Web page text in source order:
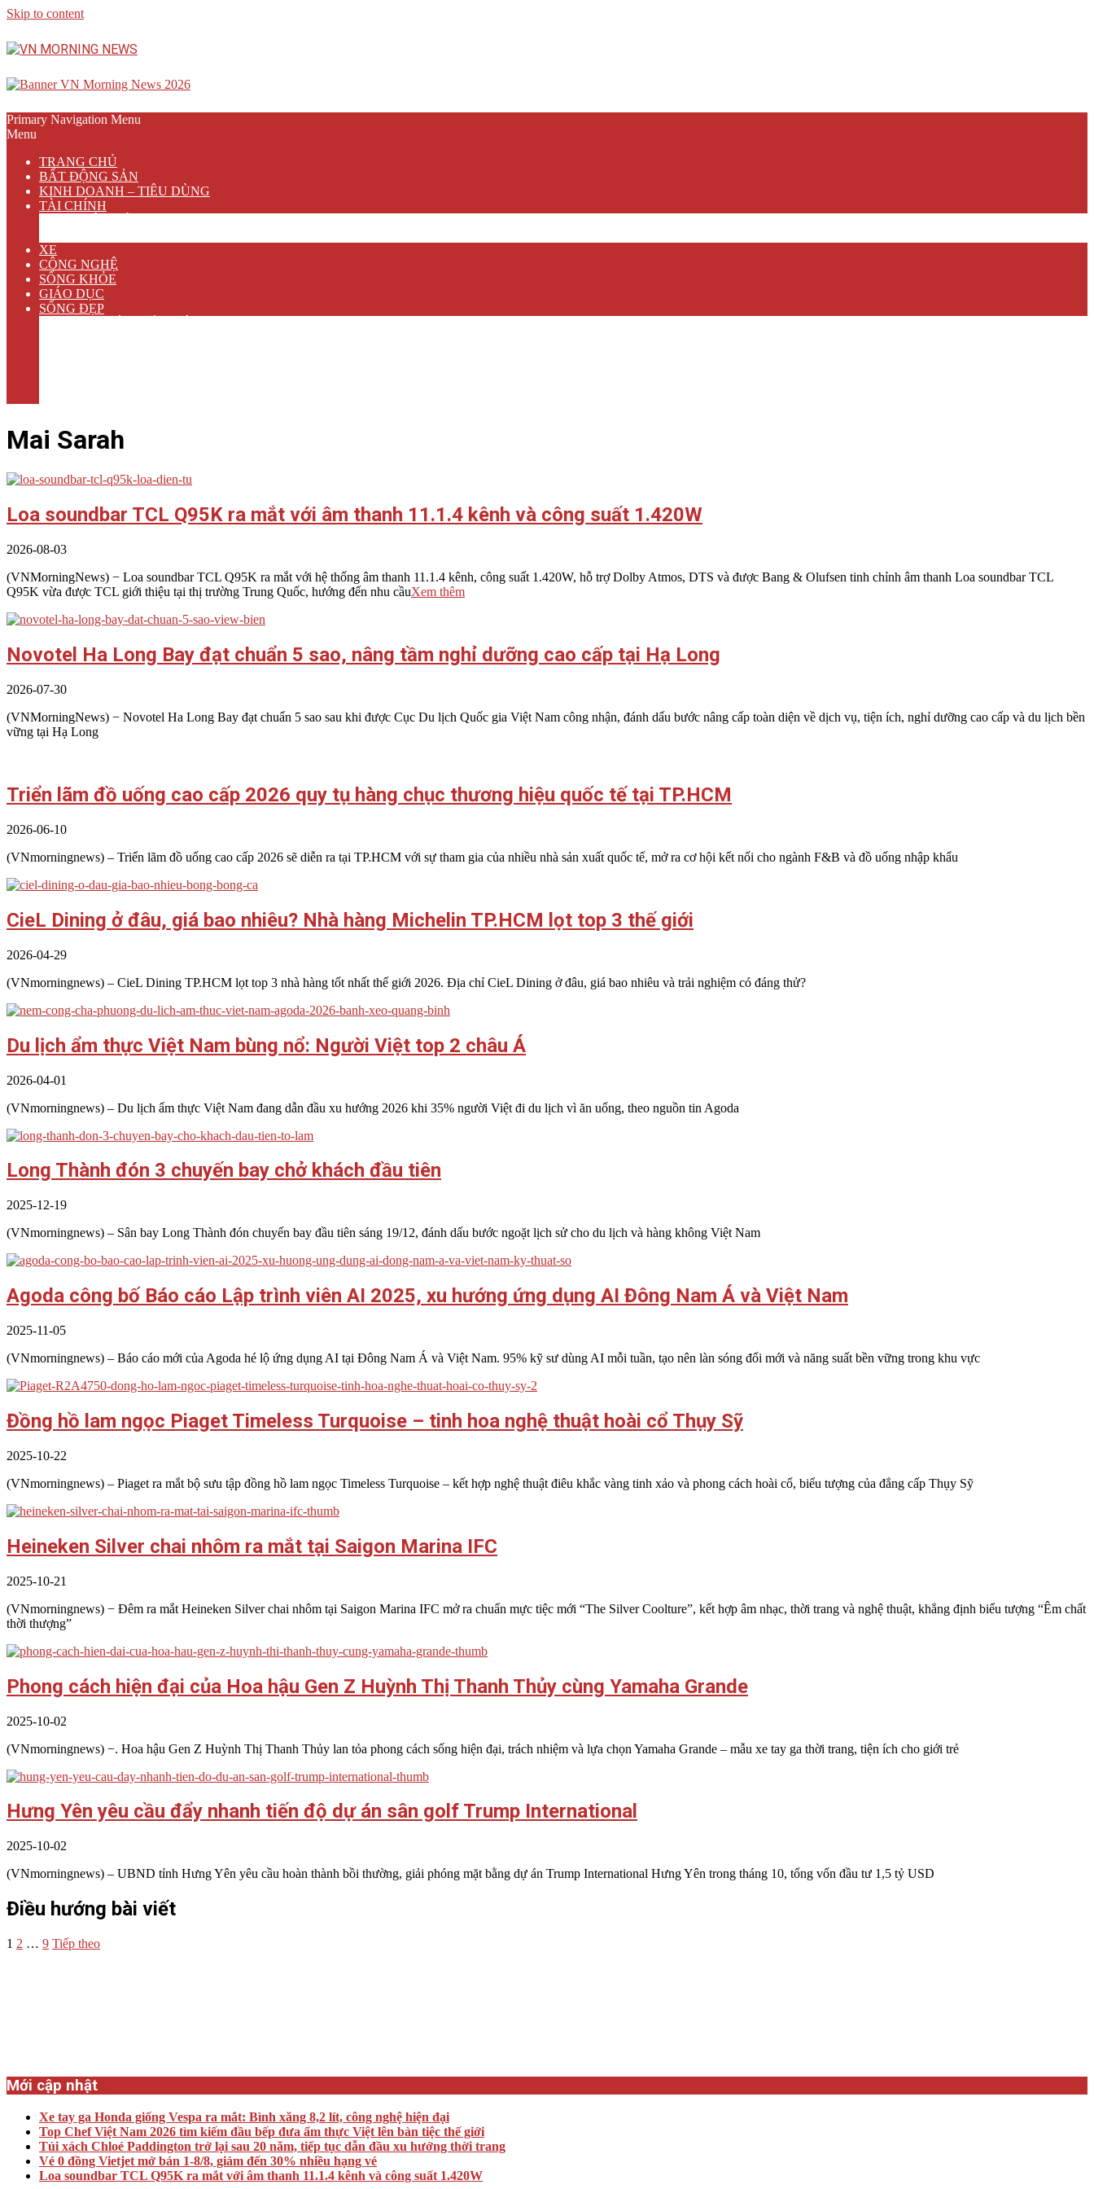
Skip to content
Primary Navigation Menu
Menu
TRANG CHỦ
BẤT ĐỘNG SẢN
KINH DOANH – TIÊU DÙNG
TÀI CHÍNH
XE
CÔNG NGHỆ
SỐNG KHỎE
GIÁO DỤC
SỐNG ĐẸP
Mai Sarah
Loa soundbar TCL Q95K ra mắt với âm thanh 11.1.4 kênh và công suất 1.420W
2026-08-03
(VNMorningNews) − Loa soundbar TCL Q95K ra mắt với hệ thống âm thanh 11.1.4 kênh, công suất 1.420W, hỗ trợ Dolby Atmos, DTS và được Bang & Olufsen tinh chỉnh âm thanh Loa soundbar TCL
Q95K vừa được TCL giới thiệu tại thị trường Trung Quốc, hướng đến nhu cầuXem thêm
Novotel Ha Long Bay đạt chuẩn 5 sao, nâng tầm nghỉ dưỡng cao cấp tại Hạ Long
2026-07-30
(VNMorningNews) − Novotel Ha Long Bay đạt chuẩn 5 sao sau khi được Cục Du lịch Quốc gia Việt Nam công nhận, đánh dấu bước nâng cấp toàn diện về dịch vụ, tiện ích, nghỉ dưỡng cao cấp và du lịch bền
vững tại Hạ Long
Triển lãm đồ uống cao cấp 2026 quy tụ hàng chục thương hiệu quốc tế tại TP.HCM
2026-06-10
(VNmorningnews) – Triển lãm đồ uống cao cấp 2026 sẽ diễn ra tại TP.HCM với sự tham gia của nhiều nhà sản xuất quốc tế, mở ra cơ hội kết nối cho ngành F&B và đồ uống nhập khẩu
CieL Dining ở đâu, giá bao nhiêu? Nhà hàng Michelin TP.HCM lọt top 3 thế giới
2026-04-29
(VNmorningnews) – CieL Dining TP.HCM lọt top 3 nhà hàng tốt nhất thế giới 2026. Địa chỉ CieL Dining ở đâu, giá bao nhiêu và trải nghiệm có đáng thử?
Du lịch ẩm thực Việt Nam bùng nổ: Người Việt top 2 châu Á
2026-04-01
(VNmorningnews) – Du lịch ẩm thực Việt Nam đang dẫn đầu xu hướng 2026 khi 35% người Việt đi du lịch vì ăn uống, theo nguồn tin Agoda
Long Thành đón 3 chuyến bay chở khách đầu tiên
2025-12-19
(VNmorningnews) – Sân bay Long Thành đón chuyến bay đầu tiên sáng 19/12, đánh dấu bước ngoặt lịch sử cho du lịch và hàng không Việt Nam
Agoda công bố Báo cáo Lập trình viên AI 2025, xu hướng ứng dụng AI Đông Nam Á và Việt Nam
2025-11-05
(VNmorningnews) – Báo cáo mới của Agoda hé lộ ứng dụng AI tại Đông Nam Á và Việt Nam. 95% kỹ sư dùng AI mỗi tuần, tạo nên làn sóng đổi mới và năng suất bền vững trong khu vực
Đồng hồ lam ngọc Piaget Timeless Turquoise – tinh hoa nghệ thuật hoài cổ Thụy Sỹ
2025-10-22
(VNmorningnews) – Piaget ra mắt bộ sưu tập đồng hồ lam ngọc Timeless Turquoise – kết hợp nghệ thuật điêu khắc vàng tinh xảo và phong cách hoài cổ, biểu tượng của đẳng cấp Thụy Sỹ
Heineken Silver chai nhôm ra mắt tại Saigon Marina IFC
2025-10-21
(VNmorningnews) − Đêm ra mắt Heineken Silver chai nhôm tại Saigon Marina IFC mở ra chuẩn mực tiệc mới “The Silver Coolture”, kết hợp âm nhạc, thời trang và nghệ thuật, khẳng định biểu tượng “Êm chất
thời thượng”
Phong cách hiện đại của Hoa hậu Gen Z Huỳnh Thị Thanh Thủy cùng Yamaha Grande
2025-10-02
(VNmorningnews) −. Hoa hậu Gen Z Huỳnh Thị Thanh Thủy lan tỏa phong cách sống hiện đại, trách nhiệm và lựa chọn Yamaha Grande – mẫu xe tay ga thời trang, tiện ích cho giới trẻ
Hưng Yên yêu cầu đẩy nhanh tiến độ dự án sân golf Trump International
2025-10-02
(VNmorningnews) – UBND tỉnh Hưng Yên yêu cầu hoàn thành bồi thường, giải phóng mặt bằng dự án Trump International Hưng Yên trong tháng 10, tổng vốn đầu tư 1,5 tỷ USD
Điều hướng bài viết
1 2 … 9 Tiếp theo
Mới cập nhật
Xe tay ga Honda giống Vespa ra mắt: Bình xăng 8,2 lít, công nghệ hiện đại
Top Chef Việt Nam 2026 tìm kiếm đầu bếp đưa ẩm thực Việt lên bàn tiệc thế giới
Túi xách Chloé Paddington trở lại sau 20 năm, tiếp tục dẫn đầu xu hướng thời trang
Vé 0 đồng Vietjet mở bán 1-8/8, giảm đến 30% nhiều hạng vé
Loa soundbar TCL Q95K ra mắt với âm thanh 11.1.4 kênh và công suất 1.420W